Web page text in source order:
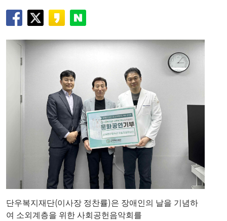
단우복지재단(이사장 정찬률)은 장애인의 날을 기념하
여 소외계층을 위한 사회공헌음악회를